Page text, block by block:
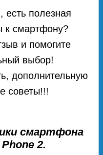
полезная
к смартфону?
и помогите
выбор!
дополнительную
советы!!!
смартфона
2.